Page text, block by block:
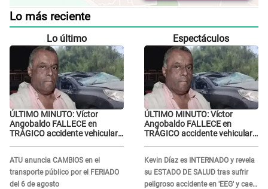
Lo más reciente
Lo último
ÚLTIMO MINUTO: Víctor
Angobaldo FALLECE en
TRÁGICO accidente vehicular
ATU anuncia CAMBIOS en el
transporte público por el FERIADO
del 6 de agosto
Espectáculos
ÚLTIMO MINUTO: Víctor
Angobaldo FALLECE en
TRÁGICO accidente vehicular
Kevin Díaz es INTERNADO y revela
su ESTADO DE SALUD tras sufrir
peligroso accidente en 'EEG' y caer